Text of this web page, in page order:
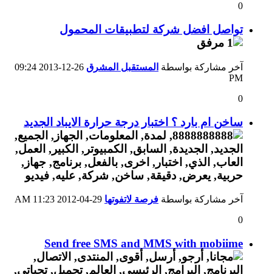
0
تواصل افضل شركة لتطبيقات المحمول
آخر مشاركة بواسطة المستقبل المشرق
09:24
PM
0
ساخن ام بارد ؟ اختبار درجة حرارة الايباد الجديد
آخر مشاركة بواسطة فرصة لاتفوتها
11:23 AM
0
Send free SMS and MMS with mobiime